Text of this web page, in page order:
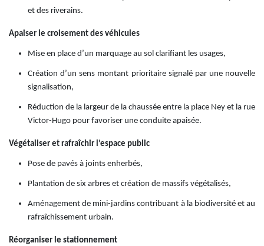
et des riverains.
Apaiser le croisement des véhicules
Mise en place d’un marquage au sol clarifiant les usages,
Création d’un sens montant prioritaire signalé par une nouvelle
signalisation,
Réduction de la largeur de la chaussée entre la place Ney et la rue
Victor-Hugo pour favoriser une conduite apaisée.
Végétaliser et rafraîchir l’espace public
Pose de pavés à joints enherbés,
Plantation de six arbres et création de massifs végétalisés,
Aménagement de mini-jardins contribuant à la biodiversité et au
rafraîchissement urbain.
Réorganiser le stationnement